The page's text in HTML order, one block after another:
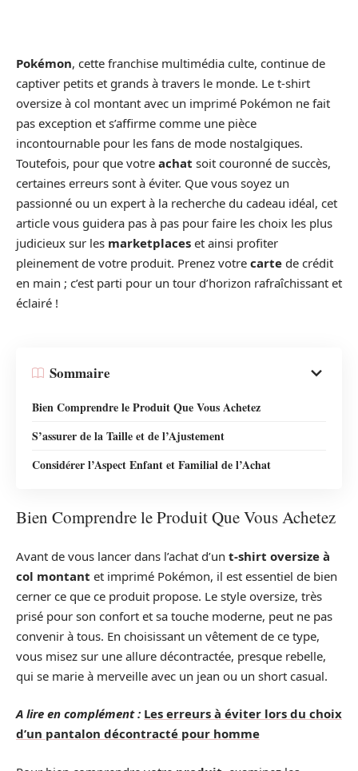
Pokémon, cette franchise multimédia culte, continue de
captiver petits et grands à travers le monde. Le t-shirt
oversize à col montant avec un imprimé Pokémon ne fait
pas exception et s’affirme comme une pièce
incontournable pour les fans de mode nostalgiques.
Toutefois, pour que votre achat soit couronné de succès,
certaines erreurs sont à éviter. Que vous soyez un
passionné ou un expert à la recherche du cadeau idéal, cet
article vous guidera pas à pas pour faire les choix les plus
judicieux sur les marketplaces et ainsi profiter
pleinement de votre produit. Prenez votre carte de crédit
en main ; c’est parti pour un tour d’horizon rafraîchissant et
éclairé !
Sommaire
Bien Comprendre le Produit Que Vous Achetez
S’assurer de la Taille et de l’Ajustement
Considérer l’Aspect Enfant et Familial de l’Achat
Bien Comprendre le Produit Que Vous Achetez
Avant de vous lancer dans l’achat d’un t-shirt oversize à
col montant et imprimé Pokémon, il est essentiel de bien
cerner ce que ce produit propose. Le style oversize, très
prisé pour son confort et sa touche moderne, peut ne pas
convenir à tous. En choisissant un vêtement de ce type,
vous misez sur une allure décontractée, presque rebelle,
qui se marie à merveille avec un jean ou un short casual.
A lire en complément : Les erreurs à éviter lors du choix
d’un pantalon décontracté pour homme